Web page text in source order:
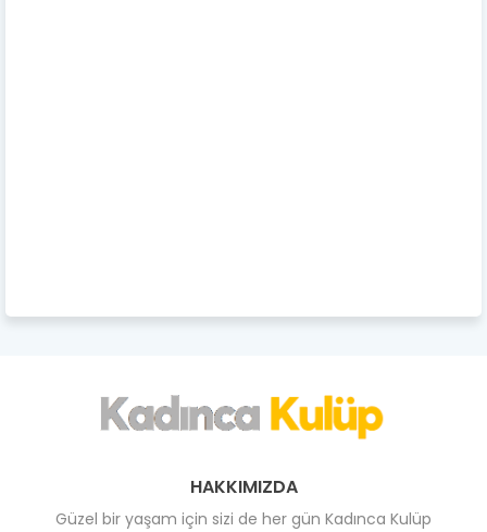
HAKKIMIZDA
Güzel bir yaşam için sizi de her gün Kadınca Kulüp